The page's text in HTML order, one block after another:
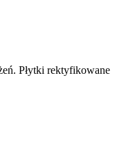
Płytki rektyfikowane